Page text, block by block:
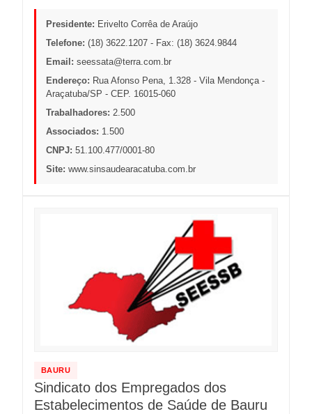
Presidente: Erivelto Corrêa de Araújo
Telefone: (18) 3622.1207 - Fax: (18) 3624.9844
Email: seessata@terra.com.br
Endereço: Rua Afonso Pena, 1.328 - Vila Mendonça -
Araçatuba/SP - CEP. 16015-060
Trabalhadores: 2.500
Associados: 1.500
CNPJ: 51.100.477/0001-80
Site: www.sinsaudearacatuba.com.br
BAURU
Sindicato dos Empregados dos
Estabelecimentos de Saúde de Bauru